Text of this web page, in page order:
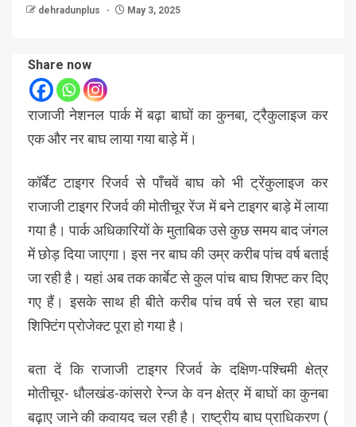
dehradunplus May 3, 2025
Share now
राजाजी नेशनल पार्क में बढ़ा बाघों का कुनबा, ट्रैकुलाइज कर
एक और नर बाघ लाया गया बाड़े में।
कॉर्बेट टाइगर रिजर्व से पाँचवें बाघ को भी ट्रेंकुलाइज कर
राजाजी टाइगर रिजर्व की मोतीचूर रेंज में बने टाइगर बाड़े में लाया
गया है। पार्क अधिकारियों के मुताबिक उसे कुछ समय बाद जंगल
में छोड़ दिया जाएगा। इस नर बाघ की उम्र करीब पांच वर्ष बताई
जा रही है। यहां अब तक कार्बेट से कुल पांच बाघ शिफ्ट कर दिए
गए हैं। इसके साथ ही बीते करीब पांच वर्ष से चल रहा बाघ
शिफ्टिंग प्रोजेक्ट पूरा हो गया है।
बता दें कि राजाजी टाइगर रिजर्व के दक्षिण-पश्चिमी क्षेत्र
मोतीचूर- धौलखंड-कांसरो रेन्ज के वन क्षेत्र में बाघों का कुनबा
बढ़ाए जाने की कवायद चल रही है। राष्ट्रीय बाघ प्राधिकरण (